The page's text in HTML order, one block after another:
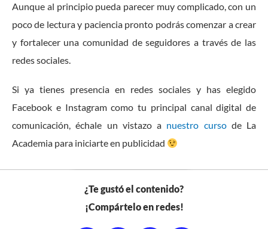
Aunque al principio pueda parecer muy complicado, con un
poco de lectura y paciencia pronto podrás comenzar a crear
y fortalecer una comunidad de seguidores a través de las
redes sociales.
Si ya tienes presencia en redes sociales y has elegido
Facebook e Instagram como tu principal canal digital de
comunicación, échale un vistazo a nuestro cursode La
Academia para iniciarte en publicidad
¿Te gustó el contenido?
¡Compártelo en redes!